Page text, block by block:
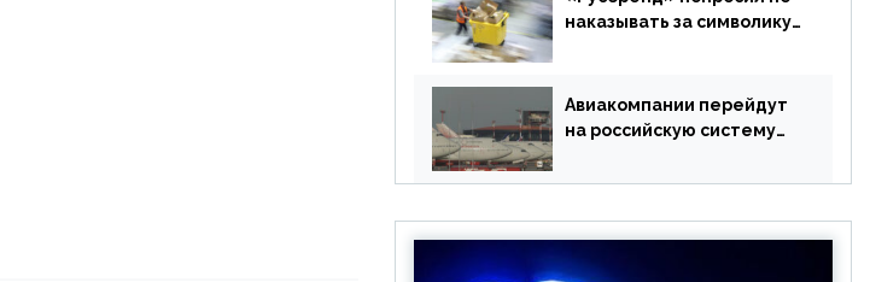
наказывать за символику
Авиакомпании перейдут
на российскую систему